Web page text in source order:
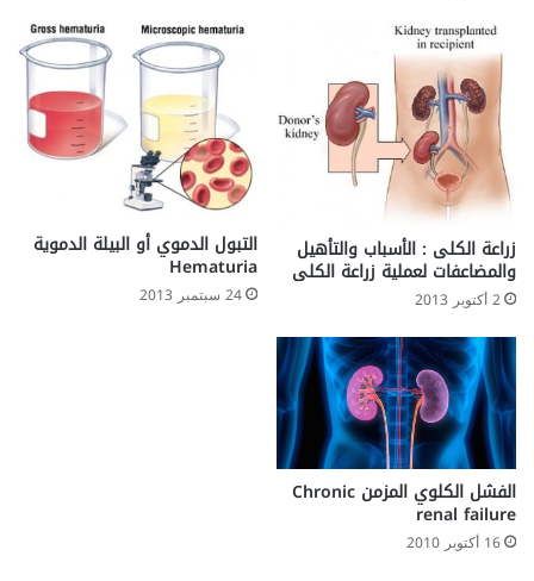
زراعة الكلى : الأسباب والتأهيل
والمضاعفات لعملية زراعة الكلى
2 أكتوبر 2013
التبول الدموي أو البيلة الدموية
Hematuria
24 سبتمبر 2013
الفشل الكلوي المزمن Chronic
renal failure
16 أكتوبر 2010